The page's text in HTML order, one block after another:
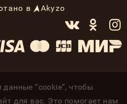
в Akyzo
“cookie”, чтобы
для вас. Это помогает нам